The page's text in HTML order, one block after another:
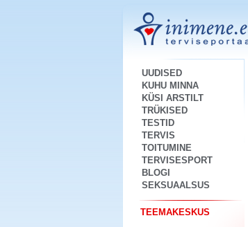
UUDISED
KUHU MINNA
KÜSI ARSTILT
TRÜKISED
TESTID
TERVIS
TOITUMINE
TERVISESPORT
BLOGI
SEKSUAALSUS
TEEMAKESKUS